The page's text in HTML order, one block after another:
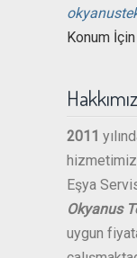
Konum İçin
2011
Eşya
Okyanus
uygun